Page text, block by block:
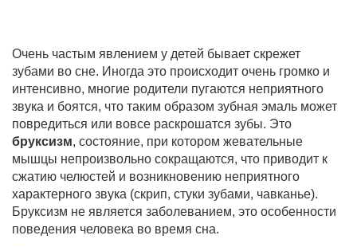
Очень частым явлением у детей бывает скрежет
зубами во сне. Иногда это происходит очень громко и
интенсивно, многие родители пугаются неприятного
звука и боятся, что таким образом зубная эмаль может
повредиться или вовсе раскрошатся зубы. Это
бруксизм, состояние, при котором жевательные
мышцы непроизвольно сокращаются, что приводит к
сжатию челюстей и возникновению неприятного
характерного звука (скрип, стуки зубами, чавканье).
Бруксизм не является заболеванием, это особенности
поведения человека во время сна.